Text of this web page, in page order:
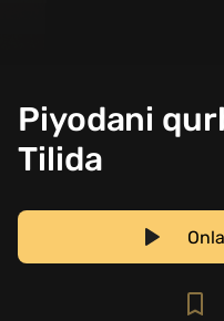
Piyodani
Tilida